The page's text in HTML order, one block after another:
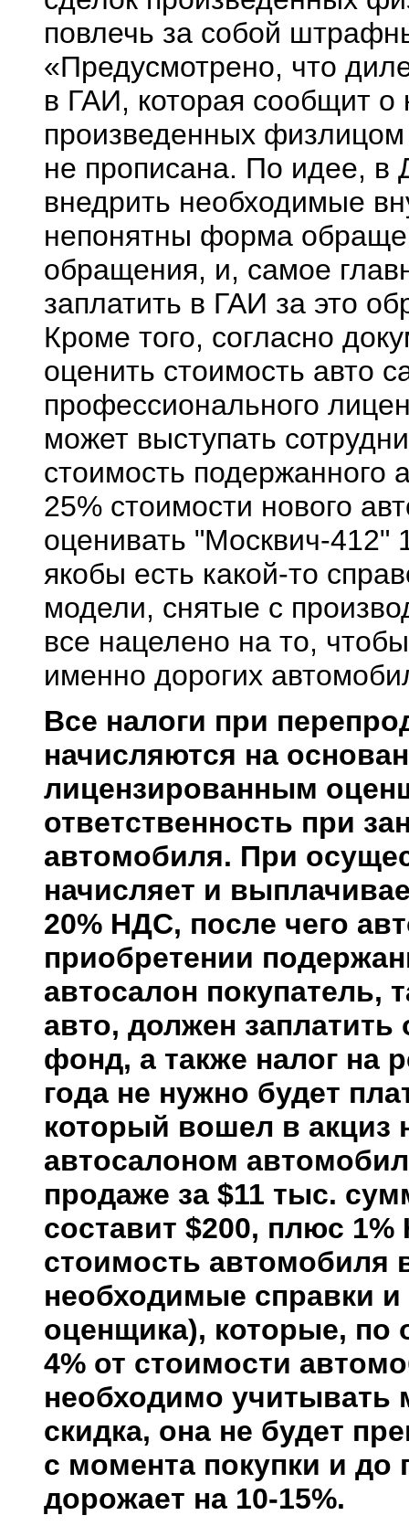
повлечь за собой
«Предусмотрено, что
в ГАИ, которая сообщит о
произведенных физлицом
не прописана. По идее,
внедрить необходимые
непонятны форма
обращения, и, самое
заплатить в ГАИ за это
Кроме того, согласно
оценить стоимость авто
профессионального
может выступать
стоимость подержанного
25% стоимости нового
оценивать "Москвич-412"
якобы есть какой-то
модели, снятые с
все нацелено на то,
именно дорогих
Все налоги при
начисляются на
лицензированным
ответственность при
автомобиля. При
начисляет и
20% НДС, после чего
приобретении
автосалон покупатель,
авто, должен
фонд, а также налог на
года не нужно будет
который вошел в акциз
автосалоном
продаже за $11 тыс.
составит $200, плюс
стоимость автомобиля
необходимые справки и
оценщика), которые, по
4% от стоимости
необходимо учитывать
скидка, она не будет
с момента покупки и
дорожает на 10-15%.